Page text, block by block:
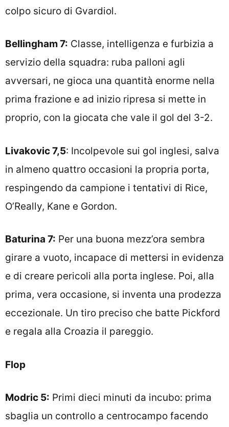
colpo sicuro di Gvardiol.
Bellingham 7: Classe, intelligenza e furbizia a
servizio della squadra: ruba palloni agli
avversari, ne gioca una quantità enorme nella
prima frazione e ad inizio ripresa si mette in
proprio, con la giocata che vale il gol del 3-2.
Livakovic 7,5: Incolpevole sui gol inglesi, salva
in almeno quattro occasioni la propria porta,
respingendo da campione i tentativi di Rice,
O’Really, Kane e Gordon.
Baturina 7: Per una buona mezz’ora sembra
girare a vuoto, incapace di mettersi in evidenza
e di creare pericoli alla porta inglese. Poi, alla
prima, vera occasione, si inventa una prodezza
eccezionale. Un tiro preciso che batte Pickford
e regala alla Croazia il pareggio.
Flop
Modric 5: Primi dieci minuti da incubo: prima
sbaglia un controllo a centrocampo facendo